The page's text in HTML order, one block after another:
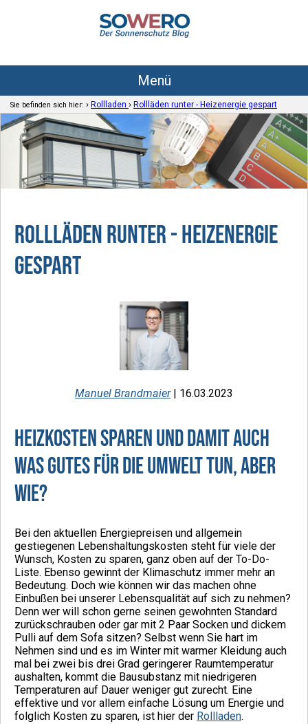
Menü
Sie befinden sich hier: › Rollladen › Rollläden runter - Heizenergie gespart
Rollläden runter - Heizenergie
gespart
Manuel Brandmaier| 16.03.2023
Heizkosten sparen und damit auch
was gutes für die Umwelt tun, aber
wie?
Bei den aktuellen Energiepreisen und allgemein
gestiegenen Lebenshaltungskosten steht für viele der
Wunsch, Kosten zu sparen, ganz oben auf der To-Do-
Liste. Ebenso gewinnt der Klimaschutz immer mehr an
Bedeutung. Doch wie können wir das machen ohne
Einbußen bei unserer Lebensqualität auf sich zu nehmen?
Denn wer will schon gerne seinen gewohnten Standard
zurückschrauben oder gar mit 2 Paar Socken und dickem
Pulli auf dem Sofa sitzen? Selbst wenn Sie hart im
Nehmen sind und es im Winter mit warmer Kleidung auch
mal bei zwei bis drei Grad geringerer Raumtemperatur
aushalten, kommt die Bausubstanz mit niedrigeren
Temperaturen auf Dauer weniger gut zurecht. Eine
effektive und vor allem einfache Lösung um Energie und
folglich Kosten zu sparen, ist hier der Rollladen.